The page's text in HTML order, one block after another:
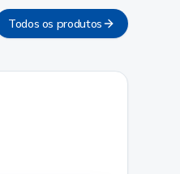
Todos os produtos